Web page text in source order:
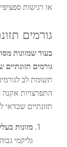
או רגישות
גורמים
בעוד שמזונות
גורמים
תשומת לב
התפרצויות אקנה
תזונתיים שכדאי
מזונות